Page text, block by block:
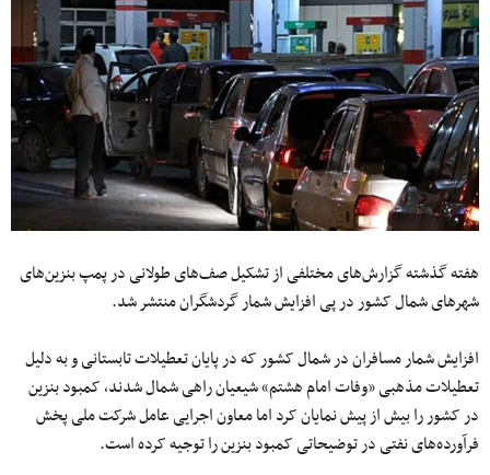
هفته گذشته گزارش‌های مختلفی از تشکیل صف‌های طولانی در پمپ‌ بنزین‌های
شهرهای شمال کشور در پی افزایش شمار گردشگران منتشر شد.
افزایش شمار مسافران در شمال کشور که در پایان تعطیلات تابستانی و به دلیل
تعطیلات مذهبی «وفات امام هشتم» شیعیان راهی شمال شدند، کمبود بنزین
در کشور را بیش از پیش نمایان کرد اما معاون اجرایی عامل شرکت ملی پخش
فرآورده‌های نفتی در توضیحاتی کمبود بنزین را توجیه کرده است.